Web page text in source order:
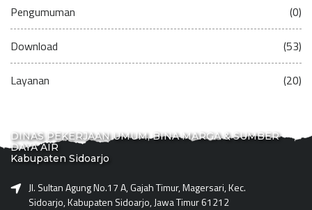
Pengumuman (0)
Download (53)
Layanan (20)
DINAS PEKERJAAN UMUM, BINA MARGA & SUMBER
DAYA AIR
Kabupaten Sidoarjo
Jl. Sultan Agung No.17 A, Gajah Timur, Magersari, Kec.
Sidoarjo, Kabupaten Sidoarjo, Jawa Timur 61212